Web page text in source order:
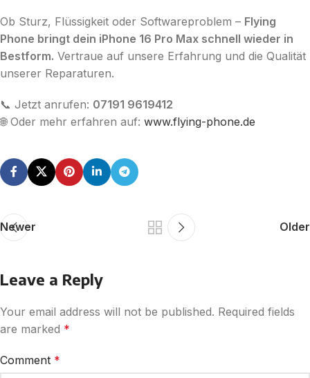
Ob Sturz, Flüssigkeit oder Softwareproblem – Flying
Phone bringt dein iPhone 16 Pro Max schnell wieder in
Bestform. Vertraue auf unsere Erfahrung und die Qualität
unserer Reparaturen.
📞 Jetzt anrufen: 07191 9619412
🌐 Oder mehr erfahren auf: www.flying-phone.de
Newer Older
Leave a Reply
Your email address will not be published. Required fields
are marked *
Comment *